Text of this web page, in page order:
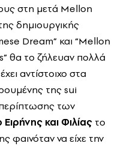
στη μετά Mellon
δημιουργικής
Dream” και “Mellon
” θα το ζήλευαν πολλά
αντίστοιχο στα
τηςsui
των
Ειρήνης και Φιλίας το
φαινόταν να είχε την